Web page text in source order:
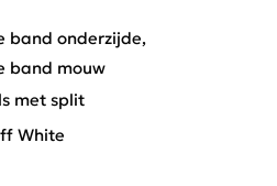
band onderzijde,
band mouw
met split
White